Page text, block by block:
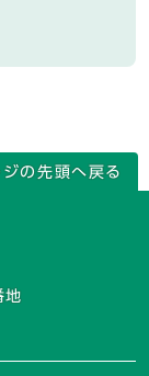
の先頭へ戻る
地